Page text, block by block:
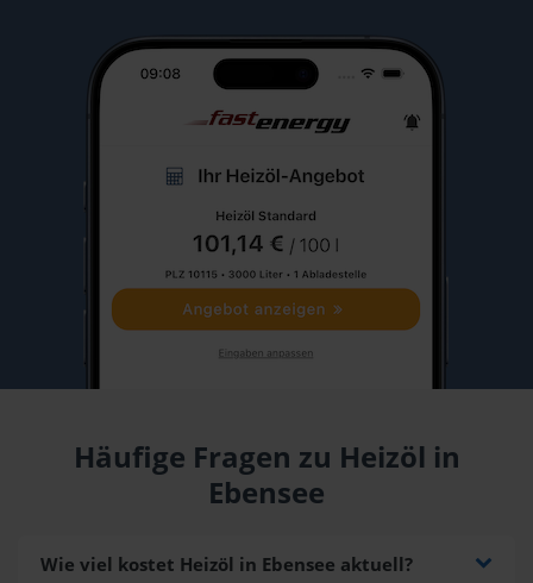
Häufige Fragen zu Heizöl in
Ebensee
Wie viel kostet Heizöl in Ebensee aktuell?